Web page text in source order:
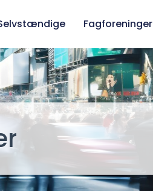
Fagforeninger